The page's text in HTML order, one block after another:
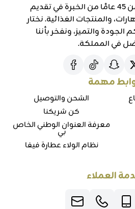
عطارة فيفا - أكثر من 45 عامًا من الخبرة في تقديم
والمنتجات الغذائية. نختار
والتميز، ونفخر بأننا
في المملكة.
مهمة
الشحن والتوصيل
كن شريكنا
معرفة العنوان الوطني الخاص
بي
نظام الولاء عطارة فيفا
العملاء